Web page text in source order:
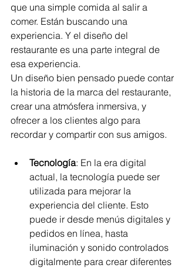
que una simple comida al salir a
comer. Están buscando una
experiencia. Y el diseño del
restaurante es una parte integral de
esa experiencia.
Un diseño bien pensado puede contar
la historia de la marca del restaurante,
crear una atmósfera inmersiva, y
ofrecer a los clientes algo para
recordar y compartir con sus amigos.
Tecnología: En la era digital
actual, la tecnología puede ser
utilizada para mejorar la
experiencia del cliente. Esto
puede ir desde menús digitales y
pedidos en línea, hasta
iluminación y sonido controlados
digitalmente para crear diferentes